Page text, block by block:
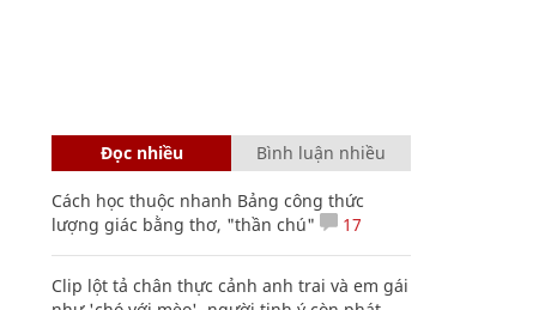
Đọc nhiều Bình luận nhiều
Cách học thuộc nhanh Bảng công thức
lượng giác bằng thơ, "thần chú"
17
Clip lột tả chân thực cảnh anh trai và em gái